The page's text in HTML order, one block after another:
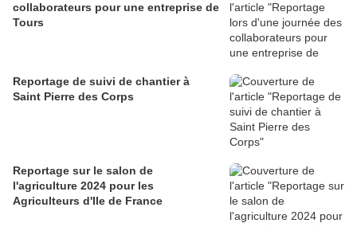
collaborateurs pour une entreprise de
Tours
Reportage de suivi de chantier à
Saint Pierre des Corps
Reportage sur le salon de
l'agriculture 2024 pour les
Agriculteurs d'Ile de France